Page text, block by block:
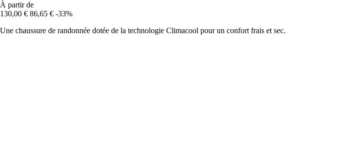
À partir de
130,00 € 86,65 € -33%
Une chaussure de randonnée dotée de la technologie Climacool pour un confort frais et sec.